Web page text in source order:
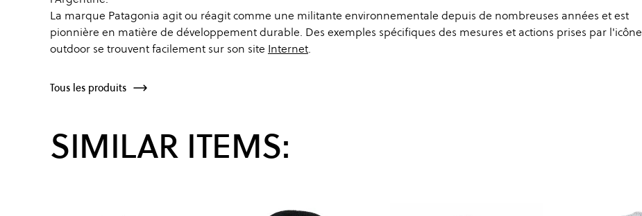
La marque Patagonia agit ou réagit comme une militante environnementale depuis de nombreuses années et est
pionnière en matière de développement durable. Des exemples spécifiques des mesures et actions prises par l'icône
outdoor se trouvent facilement sur son site Internet.
Tous les produits
SIMILAR ITEMS: